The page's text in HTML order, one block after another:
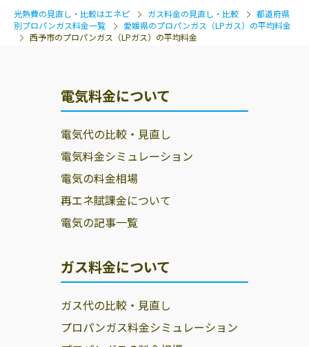
光熱費の見直し・比較はエネピ ガス料金の見直し・比較
都道府県
別プロパンガス料金一覧
愛媛県のプロパンガス（LPガス）の平均料金
西予市のプロパンガス（LPガス）の平均料金
電気料金について
電気代の比較・見直し
電気料金シミュレーション
電気の料金相場
再エネ賦課金について
電気の記事一覧
ガス料金について
ガス代の比較・見直し
プロパンガス料金シミュレーション